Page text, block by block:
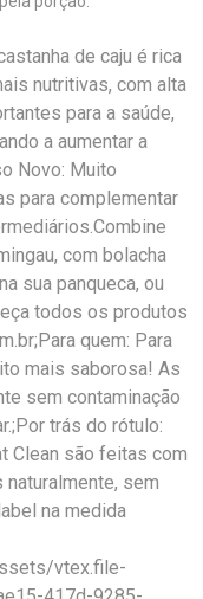
de caju é rica
nutritivas, com alta
para a saúde,
a aumentar a
Novo: Muito
para complementar
com bolacha
sua panqueca, ou
todos os produtos
quem: Para
mais saborosa! As
sem contaminação
trás do rótulo:
Clean são feitas com
sem
na medida
vtex.file-